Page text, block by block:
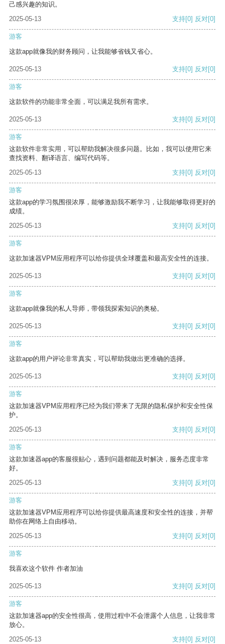
己感兴趣的知识。
2025-05-13
支持[0] 反对[0]
游客
这款app就像我的财务顾问，让我能够省钱又省心。
2025-05-13 支持[0] 反对[0]
游客
这款软件的功能非常全面，可以满足我所有需求。
2025-05-13 支持[0] 反对[0]
游客
这款软件非常实用，可以帮助我解决很多问题。比如，我可以使用它来
查找资料、翻译语言、编写代码等。
2025-05-13
支持[0] 反对[0]
游客
这款app的学习氛围很浓厚，能够激励我不断学习，让我能够取得更好的
成绩。
2025-05-13
支持[0] 反对[0]
游客
这款加速器VPM应用程序可以给你提供全球覆盖和最高安全性的连接。
2025-05-13 支持[0] 反对[0]
游客
这款app就像我的私人导师，带领我探索知识的奥秘。
2025-05-13 支持[0] 反对[0]
游客
这款app的用户评论非常真实，可以帮助我做出更准确的选择。
2025-05-13 支持[0] 反对[0]
游客
这款加速器VPM应用程序已经为我们带来了无限的隐私保护和安全性保
护。
2025-05-13
支持[0] 反对[0]
游客
这款加速器app的客服很贴心，遇到问题都能及时解决，服务态度非常
好。
2025-05-13
支持[0] 反对[0]
游客
这款加速器VPM应用程序可以给你提供最高速度和安全性的连接，并帮
助你在网络上自由移动。
2025-05-13
支持[0] 反对[0]
游客
我喜欢这个软件 作者加油
2025-05-13 支持[0] 反对[0]
游客
这款加速器app的安全性很高，使用过程中不会泄露个人信息，让我非常
放心。
2025-05-13
支持[0] 反对[0]